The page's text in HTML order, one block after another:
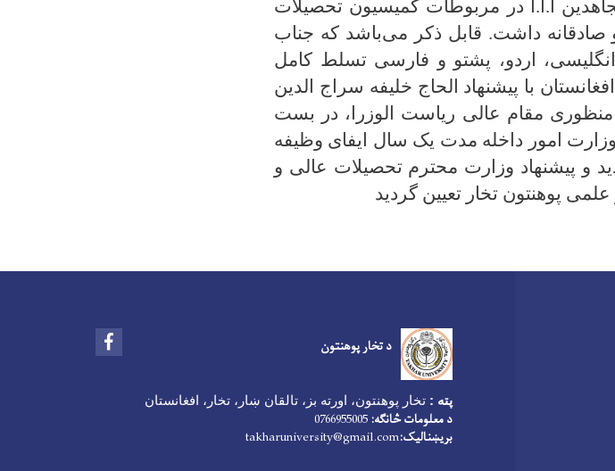
ا.ا.ا در مربوطات کمیسیون تحصیلات
صادقانه داشت. قابل ذکر می‌باشد که جناب
اردو، پشتو و فارسی تسلط کامل
با پیشنهاد الحاج خلیفه سراج الدین
منظوری مقام عالی ریاست الوزرا، در بست
امور داخله مدت یک سال ایفای وظیفه
بنا به لزوم دید و پیشنهاد وزارت محترم تحصیلات عالی و
پوهنتون تخار تعیین گردید
د تخار پوهنتون
پته : تخار پوهنتون، اورته بز، تالقان ښار، تخار، افغانستان
د معلومات څانګه: 0766955005
بریښنالیک:takharuniversity@gmail.com